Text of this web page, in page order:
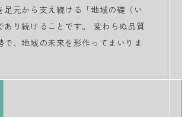
足元から支え続ける「地域の礎（い
あり続けることです。 変わらぬ品質
で、地域の未来を形作ってまいりま